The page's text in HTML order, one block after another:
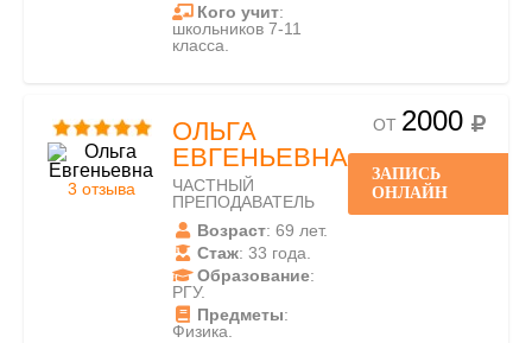
Кого учит:
школьников 7-11
класса.
3 отзыва
ОЛЬГА
ЕВГЕНЬЕВНА
ЧАСТНЫЙ
ПРЕПОДАВАТЕЛЬ
Возраст: 69 лет.
Стаж: 33 года.
Образование:
РГУ.
Предметы:
Физика.
ОТ 2000
ЗАПИСЬ
ОНЛАЙН